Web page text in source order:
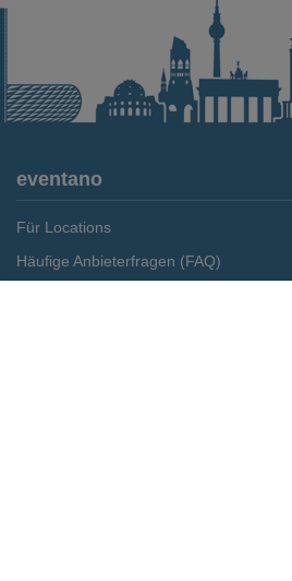
eventano
Für Locations
Häufige Anbieterfragen (FAQ)